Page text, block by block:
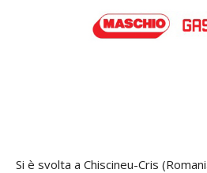
Si è svolta a Chiscineu-Cris